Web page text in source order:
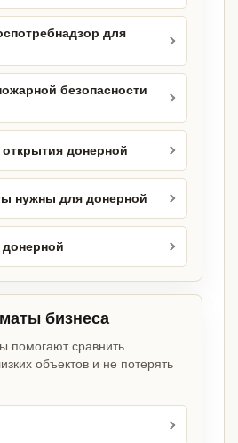
для
безопасности
донерной
нужны для донерной
бизнеса
помогают сравнить
объектов и не потерять